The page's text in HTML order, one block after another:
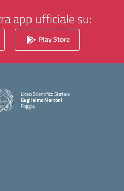
app ufficiale su:
Play Store
Liceo Scientifico Statale
Guglielmo Marconi
Foggia
— Visita la pagina iniziale della scuola